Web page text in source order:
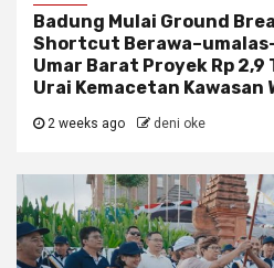
Badung Mulai Ground
Shortcut
Umar Barat Proyek Rp
Urai Kemacetan Kawasan
2 weeks ago deni oke